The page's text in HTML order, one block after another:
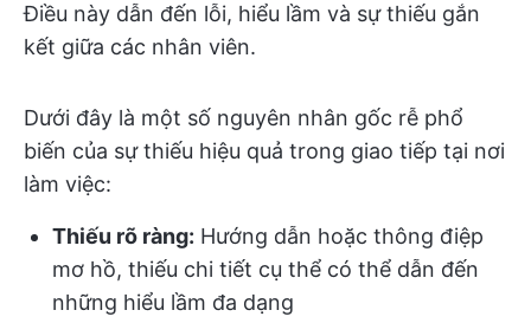
Điều này dẫn đến lỗi, hiểu lầm và sự thiếu gắn
kết giữa các nhân viên.
Dưới đây là một số nguyên nhân gốc rễ phổ
biến của sự thiếu hiệu quả trong giao tiếp tại nơi
làm việc:
Thiếu rõ ràng: Hướng dẫn hoặc thông điệp
mơ hồ, thiếu chi tiết cụ thể có thể dẫn đến
những hiểu lầm đa dạng